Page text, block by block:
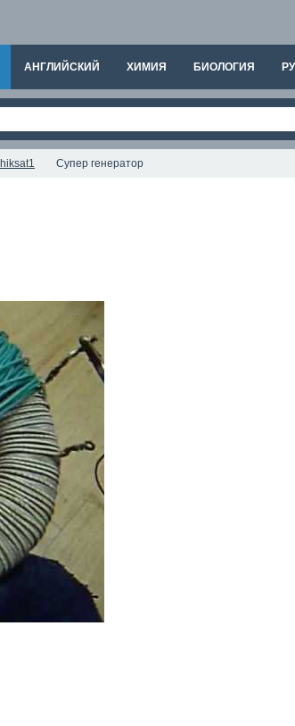
АНГЛИЙСКИЙ ХИМИЯ БИОЛОГИЯ
Супер генератор